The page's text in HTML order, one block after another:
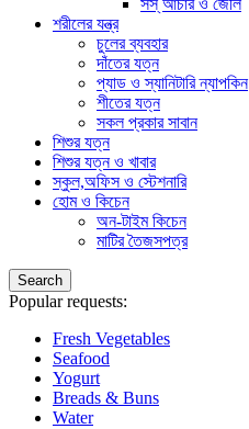
সস্ আচার ও জেলি
শরীলের যন্ত্র
চুলের ব্যবহার
দাঁতের যত্ন
প্যাড ও স্যানিটারি ন্যাপকিন
শীতের যত্ন
সকল প্রকার সাবান
শিশুর যত্ন
শিশুর যত্ন ও খাবার
স্কুল,অফিস ও স্টেশনারি
হোম ও কিচেন
অন-টাইম কিচেন
মাটির তৈজসপত্র
Search
Popular requests:
Fresh Vegetables
Seafood
Yogurt
Breads & Buns
Water